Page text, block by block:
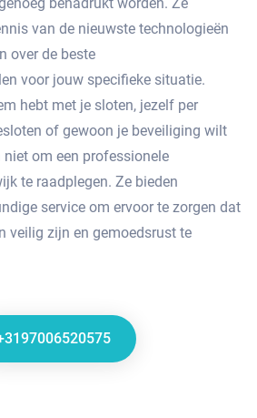
van de nieuwste technologieën
over de beste
voor jouw specifieke situatie.​
hebt met je sloten, jezelf per
of gewoon je beveiliging wilt
om een professionele
te raadplegen.​ Ze bieden
service om ervoor te zorgen dat
veilig zijn en gemoedsrust te